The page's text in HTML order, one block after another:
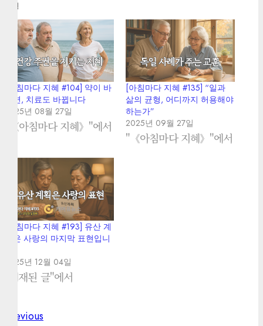
관련
[아침마다 지혜 #104] 약이 바
뀌면, 치료도 바뀝니다
2025년 08월 27일
"《아침마다 지혜》"에서
[아침마다 지혜 #135] “일과
삶의 균형, 어디까지 허용해야
하는가”
2025년 09월 27일
"《아침마다 지혜》"에서
[아침마다 지혜 #193] 유산 계
획은 사랑의 마지막 표현입니
2025년 12월 04일
"게재된 글"에서
Post
Previous